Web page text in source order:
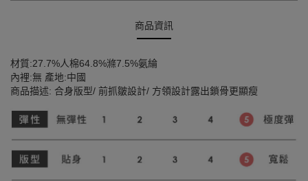
商品資訊
材質:27.7%人棉64.8%滌7.5%氨綸
內裡:無 產地:中國
商品描述: 合身版型/ 前抓皺設計/ 方領設計露出鎖骨更顯瘦